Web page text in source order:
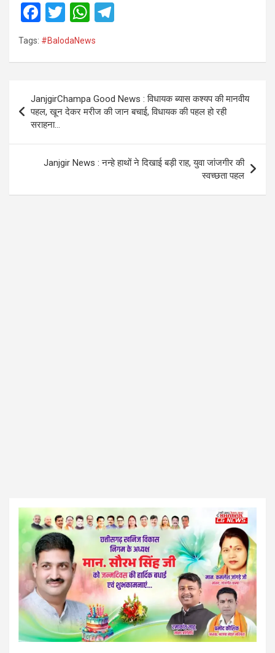
F
a
ce
o
o
k
T
wi
tt
W
at
A
p
a
m
Tags: #BalodaNews
navigation
JanjgirChampa Good News : विधायक ब्यास कश्यप की मानवीय
पहल, खून देकर मरीज की जान बचाई, विधायक की पहल हो रही
सराहना…
Janjgir News : नन्हे हाथों ने दिखाई बड़ी राह, युवा जांजगीर की
स्वच्छता पहल